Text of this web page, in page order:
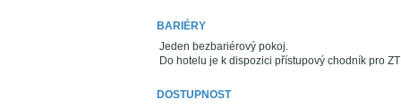
BARIÉRY
Jeden bezbariérový pokoj.
Do hotelu je k dispozici přístupový chodník pro
DOSTUPNOST